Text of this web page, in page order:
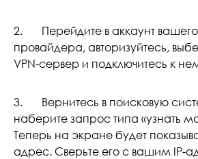
2. Перейдите в аккаунт вашего
провайдера, авторизуйтесь,
VPN-сервер и подключитесь к
3. Вернитесь в поисковую
наберите запрос типа «узнать
Теперь на экране будет
адрес. Сверьте его с вашим IP-